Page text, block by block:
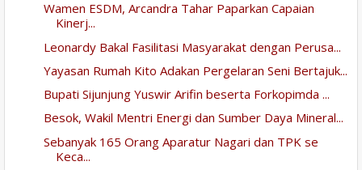
Wamen ESDM, Arcandra Tahar Paparkan Capaian
Kinerj...
Leonardy Bakal Fasilitasi Masyarakat dengan Perusa...
Yayasan Rumah Kito Adakan Pergelaran Seni Bertajuk...
Bupati Sijunjung Yuswir Arifin beserta Forkopimda ...
Besok, Wakil Mentri Energi dan Sumber Daya Mineral...
Sebanyak 165 Orang Aparatur Nagari dan TPK se
Keca...